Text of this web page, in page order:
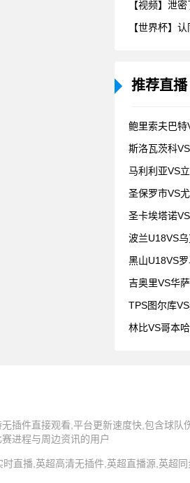
推荐直播
鲍里索夫巴特
马利利亚VS
圣保罗市VS
圣卡埃塔诺
波兰U18VS
黑山U18VS
吉奥里VS华
TPS图尔库
林比VS哥本
插件直接观看,平台更新速度快,包含球队
进程与周边资讯的用户
直播,英超高清无插件,英超直播源,英超